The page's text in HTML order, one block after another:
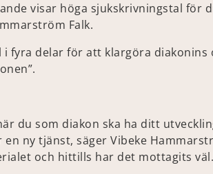
visar höga sjukskrivningstal för
Falk.
fyra delar för att klargöra diakonins
du som diakon ska ha ditt
ny tjänst, säger Vibeke
och hittills har det mottagits väl.